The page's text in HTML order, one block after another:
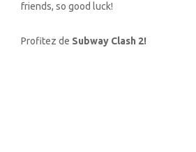
friends, so good luck!
Profitez de Subway Clash 2!